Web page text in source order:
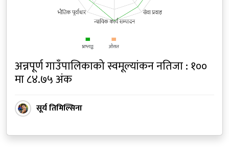
अन्नपूर्ण गाउँपालिकाको स्वमूल्यांकन नतिजा : १००
मा ८४.७५ अंक
सूर्य तिमिल्सिना